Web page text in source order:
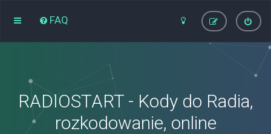
FAQ
RADIOSTART - Kody do Radia,
rozkodowanie, online